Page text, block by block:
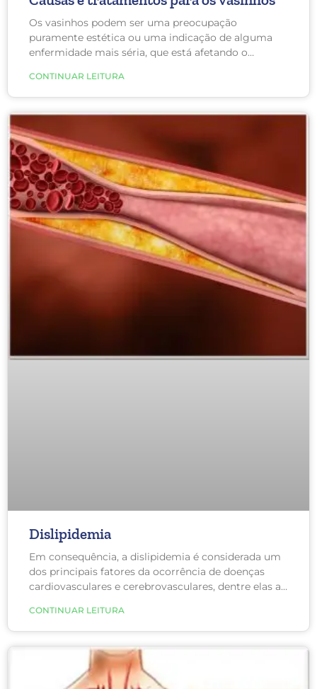
Os vasinhos podem ser uma preocupação
puramente estética ou uma indicação de alguma
enfermidade mais séria, que está afetando o
são vistas atrás do joelho ou em volta do tornozelo
existe uma grande chance de existir um problema
mais grave.
CONTINUAR LEITURA
Dislipidemia
Em consequência, a dislipidemia é considerada um
dos principais fatores da ocorrência de doenças
cardiovasculares e cerebrovasculares, dentre elas a
isquêmica do coração e AVC.
CONTINUAR LEITURA